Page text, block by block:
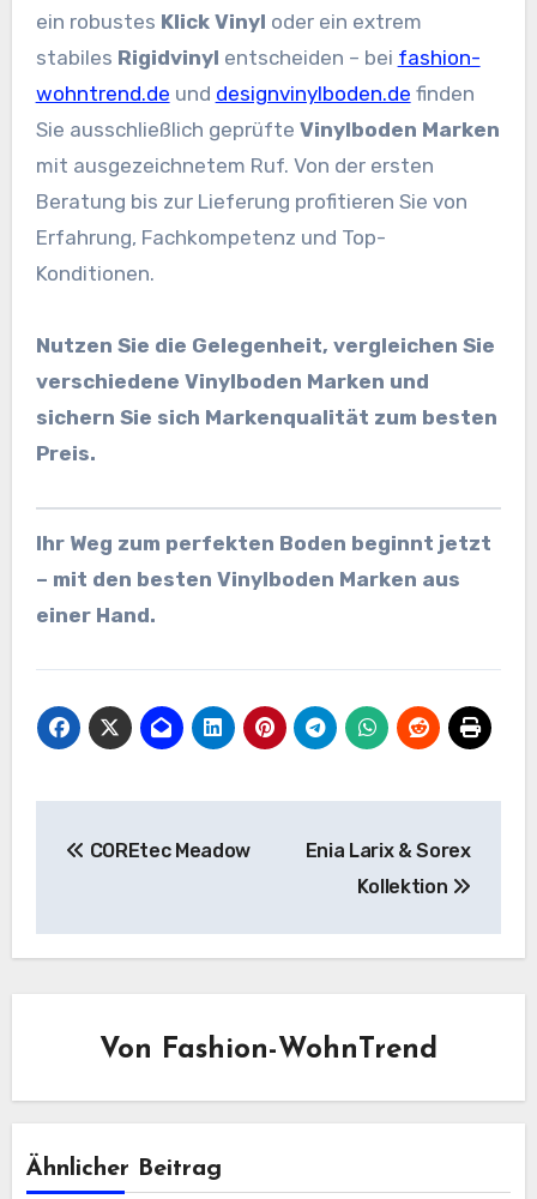
ein robustes Klick Vinyl oder ein extrem
stabiles Rigidvinyl entscheiden – bei fashion-
wohntrend.de und designvinylboden.de finden
Sie ausschließlich geprüfte Vinylboden Marken
mit ausgezeichnetem Ruf. Von der ersten
Beratung bis zur Lieferung profitieren Sie von
Erfahrung, Fachkompetenz und Top-
Konditionen.
Nutzen Sie die Gelegenheit, vergleichen Sie
verschiedene Vinylboden Marken und
sichern Sie sich Markenqualität zum besten
Preis.
Ihr Weg zum perfekten Boden beginnt jetzt
– mit den besten Vinylboden Marken aus
einer Hand.
COREtec Meadow
Enia Larix & Sorex
Kollektion
Von Fashion-WohnTrend
Ähnlicher Beitrag